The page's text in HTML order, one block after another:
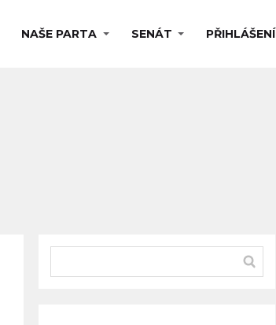
NAŠE PARTA SENÁT PŘIHLÁŠENÍ